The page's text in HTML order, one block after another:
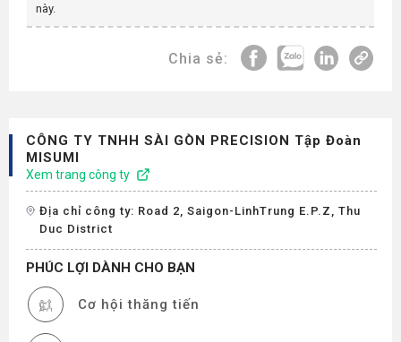
này.
Chia sẻ:
CÔNG TY TNHH SÀI GÒN PRECISION Tập Đoàn
MISUMI
Xem trang công ty
Địa chỉ công ty: Road 2, Saigon-LinhTrung E.P.Z, Thu
Duc District
PHÚC LỢI DÀNH CHO BẠN
Cơ hội thăng tiến